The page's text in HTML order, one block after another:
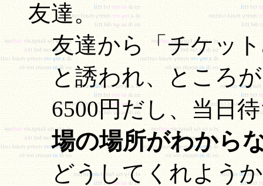
友達。
友達から「チケッ
と誘われ、ところ
6500円だし、当日
場の場所がわから
どうしてくれよう